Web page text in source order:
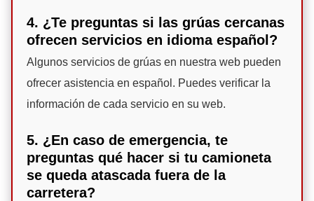
4. ¿Te preguntas si las grúas cercanas
ofrecen servicios en idioma español?
Algunos servicios de grúas en nuestra web pueden
ofrecer asistencia en español. Puedes verificar la
información de cada servicio en su web.
5. ¿En caso de emergencia, te
preguntas qué hacer si tu camioneta
se queda atascada fuera de la
carretera?